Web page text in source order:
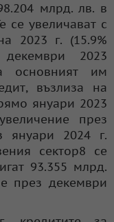
млрд. лв. в
се увеличават с
2023 г. (15.9%
2023
основният им
възлиза на
януари 2023
през
януари 2024 г.
сектор8 се
93.355 млрд.
през декември